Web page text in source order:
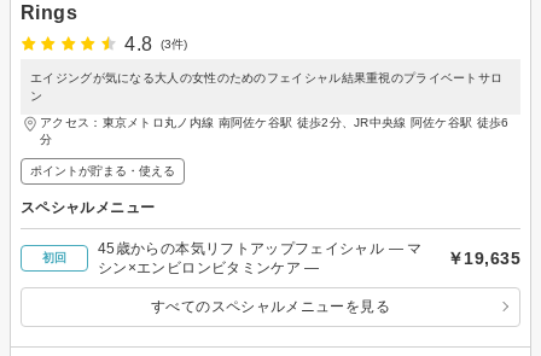
Rings
4.8
(3件)
エイジングが気になる大人の女性のためのフェイシャル結果重視のプライベートサロ
ン
アクセス：東京メトロ丸ノ内線 南阿佐ケ谷駅 徒歩2分、JR中央線 阿佐ケ谷駅 徒歩6
分
ポイントが貯まる・使える
スペシャルメニュー
初回
45歳からの本気リフトアップフェイシャル ― マ
シン×エンビロンビタミンケア ―
￥19,635
すべてのスペシャルメニューを見る